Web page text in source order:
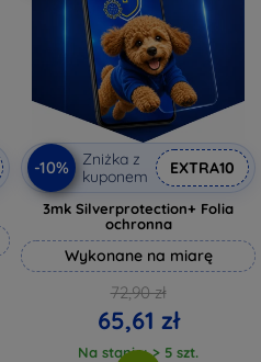
-10%
Zniżka z
kuponem
EXTRA10
3mk Silverprotection+ Folia
ochronna
Wykonane na miarę
72,90 zł
65,61 zł
Na stanie: > 5 szt.